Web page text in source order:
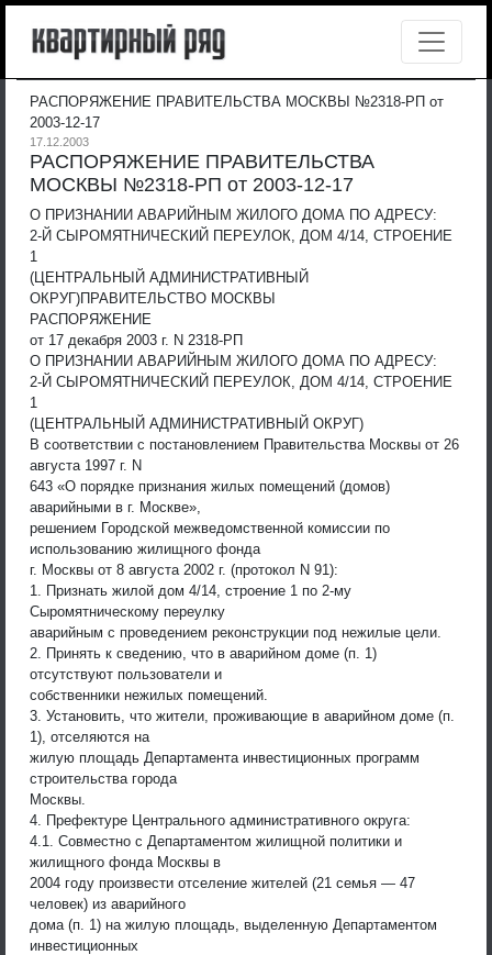
РАСПОРЯЖЕНИЕ ПРАВИТЕЛЬСТВА МОСКВЫ №2318-РП от
2003-12-17
17.12.2003
РАСПОРЯЖЕНИЕ ПРАВИТЕЛЬСТВА
МОСКВЫ №2318-РП от 2003-12-17
О ПРИЗНАНИИ АВАРИЙНЫМ ЖИЛОГО ДОМА ПО АДРЕСУ:
2-Й СЫРОМЯТНИЧЕСКИЙ ПЕРЕУЛОК, ДОМ 4/14, СТРОЕНИЕ
1
(ЦЕНТРАЛЬНЫЙ АДМИНИСТРАТИВНЫЙ
ОКРУГ)ПРАВИТЕЛЬСТВО МОСКВЫ
РАСПОРЯЖЕНИЕ
от 17 декабря 2003 г. N 2318-РП
О ПРИЗНАНИИ АВАРИЙНЫМ ЖИЛОГО ДОМА ПО АДРЕСУ:
2-Й СЫРОМЯТНИЧЕСКИЙ ПЕРЕУЛОК, ДОМ 4/14, СТРОЕНИЕ
1
(ЦЕНТРАЛЬНЫЙ АДМИНИСТРАТИВНЫЙ ОКРУГ)
В соответствии с постановлением Правительства Москвы от 26
августа 1997 г. N
643 «О порядке признания жилых помещений (домов)
аварийными в г. Москве»,
решением Городской межведомственной комиссии по
использованию жилищного фонда
г. Москвы от 8 августа 2002 г. (протокол N 91):
1. Признать жилой дом 4/14, строение 1 по 2-му
Сыромятническому переулку
аварийным с проведением реконструкции под нежилые цели.
2. Принять к сведению, что в аварийном доме (п. 1)
отсутствуют пользователи и
собственники нежилых помещений.
3. Установить, что жители, проживающие в аварийном доме (п.
1), отселяются на
жилую площадь Департамента инвестиционных программ
строительства города
Москвы.
4. Префектуре Центрального административного округа:
4.1. Совместно с Департаментом жилищной политики и
жилищного фонда Москвы в
2004 году произвести отселение жителей (21 семья — 47
человек) из аварийного
дома (п. 1) на жилую площадь, выделенную Департаментом
инвестиционных